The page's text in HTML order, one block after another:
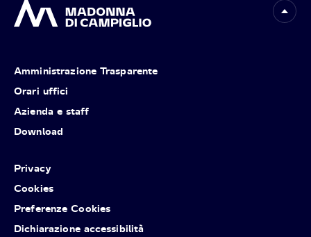
Amministrazione Trasparente
Orari uffici
Azienda e staff
Download
Privacy
Cookies
Preferenze Cookies
Dichiarazione accessibilità